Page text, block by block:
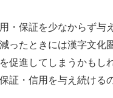
保証を少なからず与
ったときには漢字文
促進してしまうかも
・信用を与え続ける